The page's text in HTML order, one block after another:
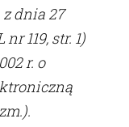
dnia 27
119, str. 1)
r. o